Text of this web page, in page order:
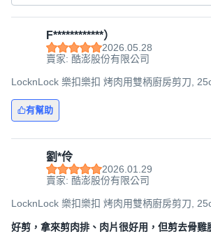
F************）
2026.05.28
賣家: 酷澎股份有限公司
LocknLock 樂扣樂扣 烤肉用雙柄廚房剪刀,
有幫助
劉*伶
2026.01.29
賣家: 酷澎股份有限公司
LocknLock 樂扣樂扣 烤肉用雙柄廚房剪刀,
好剪，拿來剪肉排、肉片很好用，但剪去骨雞